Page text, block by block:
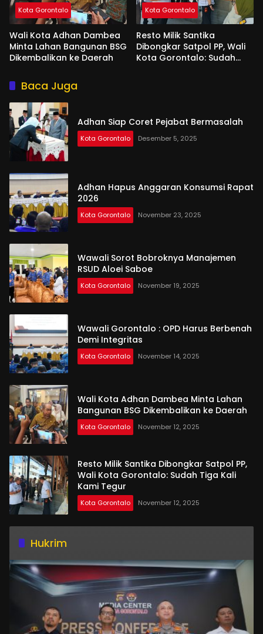
Kota Gorontalo
Wali Kota Adhan Dambea
Minta Lahan Bangunan BSG
Dikembalikan ke Daerah
Kota Gorontalo
Resto Milik Santika
Dibongkar Satpol PP, Wali
Kota Gorontalo: Sudah
Baca Juga
Adhan Siap Coret Pejabat Bermasalah
Kota Gorontalo Desember 5, 2025
Adhan Hapus Anggaran Konsumsi Rapat
2026
Kota Gorontalo November 23, 2025
Wawali Sorot Bobroknya Manajemen
RSUD Aloei Saboe
Kota Gorontalo November 19, 2025
Wawali Gorontalo : OPD Harus Berbenah
Demi Integritas
Kota Gorontalo November 14, 2025
Wali Kota Adhan Dambea Minta Lahan
Bangunan BSG Dikembalikan ke Daerah
Kota Gorontalo November 12, 2025
Resto Milik Santika Dibongkar Satpol PP,
Wali Kota Gorontalo: Sudah Tiga Kali
Kami Tegur
Kota Gorontalo November 12, 2025
Hukrim